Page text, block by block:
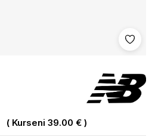
Shto
( Kurseni 39.00 € )